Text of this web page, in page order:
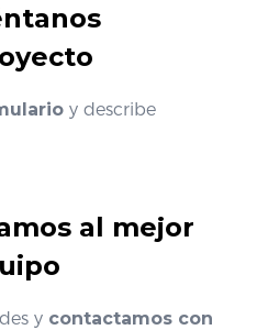
y describe
al mejor
y contactamos con